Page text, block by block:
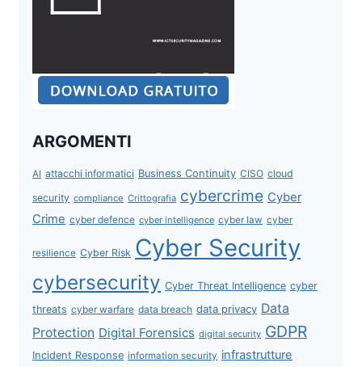
ARGOMENTI
AI attacchi informatici Business Continuity CISO cloud
security compliance Crittografia cybercrime Cyber
Crime cyber defence cyber intelligence cyber law cyber
resilience Cyber Risk Cyber Security
cybersecurity Cyber Threat Intelligence cyber
threats cyber warfare data breach data privacy Data
Protection Digital Forensics digital security GDPR
Incident Response information security infrastrutture